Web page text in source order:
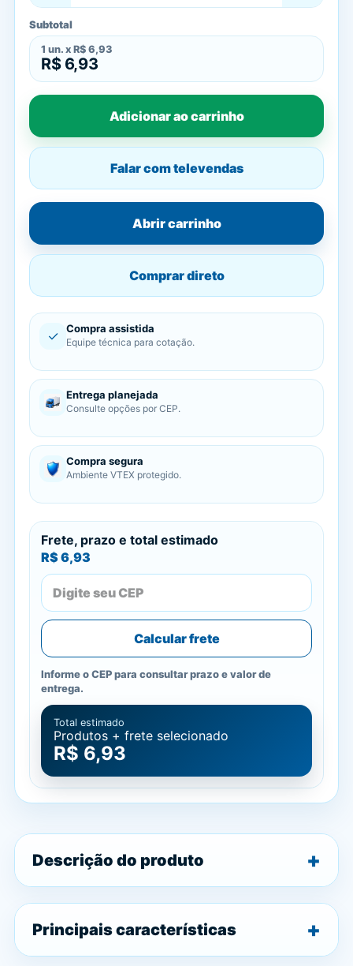
Subtotal
1 un. x R$ 6,93
R$ 6,93
Adicionar ao carrinho
Falar com televendas
Abrir carrinho
Comprar direto
✓ Compra assistida
Equipe técnica para cotação.
Entrega planejada
Consulte opções por CEP.
Compra segura
Ambiente VTEX protegido.
Frete, prazo e total estimado
R$ 6,93
Calcular frete
Informe o CEP para consultar prazo e valor de
entrega.
Total estimado
Produtos + frete selecionado
R$ 6,93
Descrição do produto
Principais características